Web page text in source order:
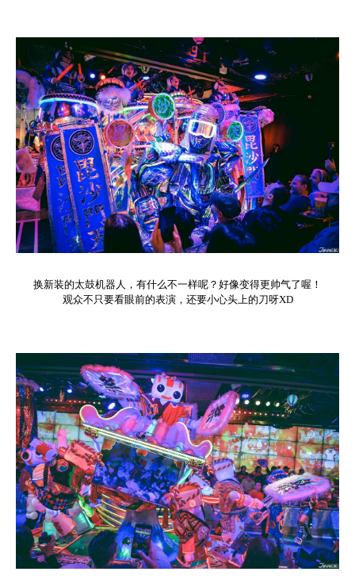
换新装的太鼓机器人，有什么不一样呢？好像变得更帅气了喔！
观众不只要看眼前的表演，还要小心头上的刀呀XD